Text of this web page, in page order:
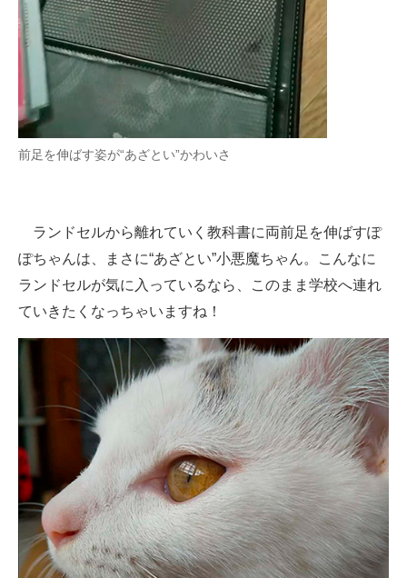
前足を伸ばす姿が“あざとい”かわいさ
ランドセルから離れていく教科書に両前足を伸ばすぽ
ぽちゃんは、まさに“あざとい”小悪魔ちゃん。こんなに
ランドセルが気に入っているなら、このまま学校へ連れ
ていきたくなっちゃいますね！